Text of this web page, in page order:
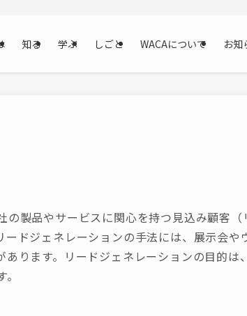
知る 学ぶ しごと WACAについて お知
の製品やサービスに関心を持つ見込み顧客
ードジェネレーションの手法には、展示会
あります。リードジェネレーションの目的